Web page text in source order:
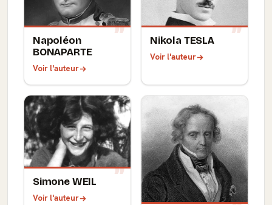
Napoléon
BONAPARTE
Voir l'auteur
Nikola TESLA
Voir l'auteur
Simone WEIL
Voir l'auteur